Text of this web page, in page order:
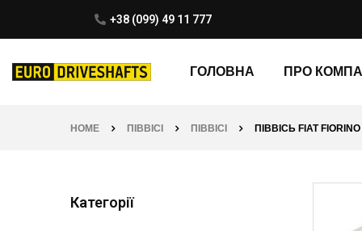
+38 (099) 49 11 777
ГОЛОВНА ПРО
HOME ПІВВІСІ ПІВВІСІ ПІВВІСЬ FIAT
Категорії